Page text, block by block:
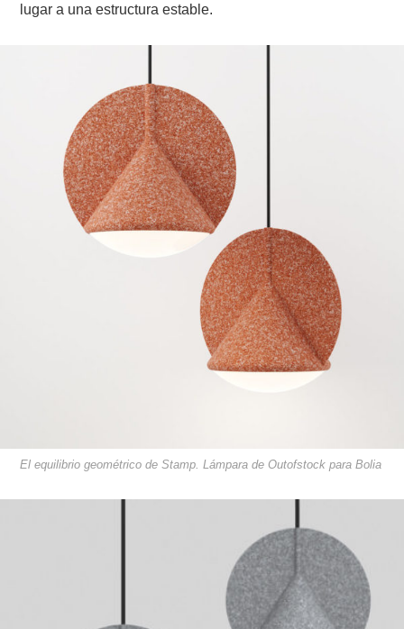
lugar a una estructura estable.
El equilibrio geométrico de Stamp. Lámpara de Outofstock para Bolia